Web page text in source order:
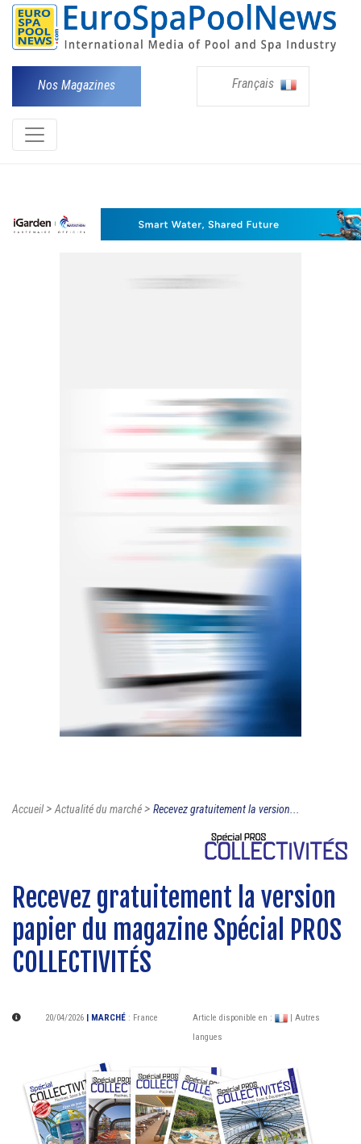
Nos Magazines Français
Accueil>Actualité du marché> Recevez gratuitement la version...
Recevez gratuitement la version
papier du magazine Spécial PROS
COLLECTIVITÉS
20/04/2026 | MARCHÉ : France Article disponible en :
| Autres
langues